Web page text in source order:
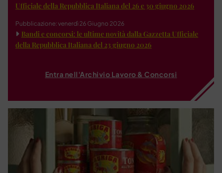
Ufficiale della Repubblica Italiana del 26 e 30 giugno 2026
Pubblicazione: venerdì 26 Giugno 2026
Bandi e concorsi: le ultime novità dalla Gazzetta Ufficiale
della Repubblica Italiana del 23 giugno 2026
Entra nell'Archivio Lavoro & Concorsi